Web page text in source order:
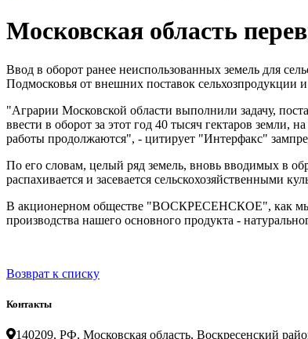
Московская область
Ввод в оборот ранее неиспользованных земель для
Подмосковья от внешних поставок сельхозпродукции
"Аграрии Московской области выполнили задачу,
ввести в оборот за этот год 40 тысяч гектаров
работы продолжаются", - цитирует "Интерфакс"
По его словам, целый ряд земель, вновь вводимых в
распахивается и засевается сельскохозяйственными
В акционерном обществе "ВОСКРЕСЕНСКОЕ", как
производства нашего основного продукта -
Возврат к списку
Контакты
140209, РФ, Московская область, Воскресенский